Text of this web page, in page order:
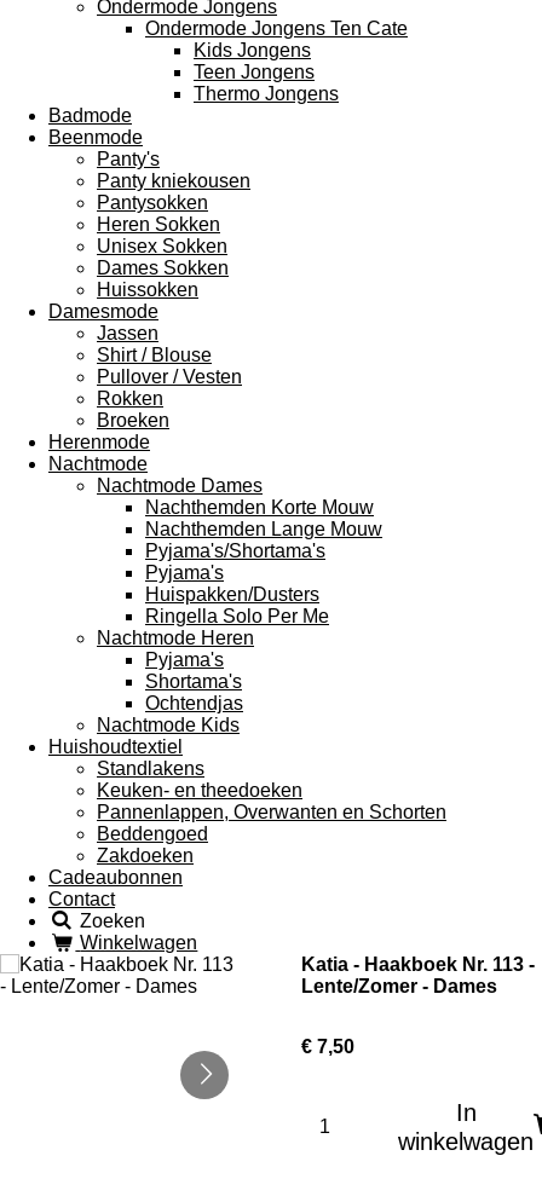
Ondermode Jongens
Ondermode Jongens Ten Cate
Kids Jongens
Teen Jongens
Thermo Jongens
Badmode
Beenmode
Panty's
Panty kniekousen
Pantysokken
Heren Sokken
Unisex Sokken
Dames Sokken
Huissokken
Damesmode
Jassen
Shirt / Blouse
Pullover / Vesten
Rokken
Broeken
Herenmode
Nachtmode
Nachtmode Dames
Nachthemden Korte Mouw
Nachthemden Lange Mouw
Pyjama's/Shortama's
Pyjama's
Huispakken/Dusters
Ringella Solo Per Me
Nachtmode Heren
Pyjama's
Shortama's
Ochtendjas
Nachtmode Kids
Huishoudtextiel
Standlakens
Keuken- en theedoeken
Pannenlappen, Overwanten en Schorten
Beddengoed
Zakdoeken
Cadeaubonnen
Contact
Zoeken
Winkelwagen
Katia - Haakboek Nr. 113 -
Lente/Zomer - Dames
€ 7,50
In
winkelwagen